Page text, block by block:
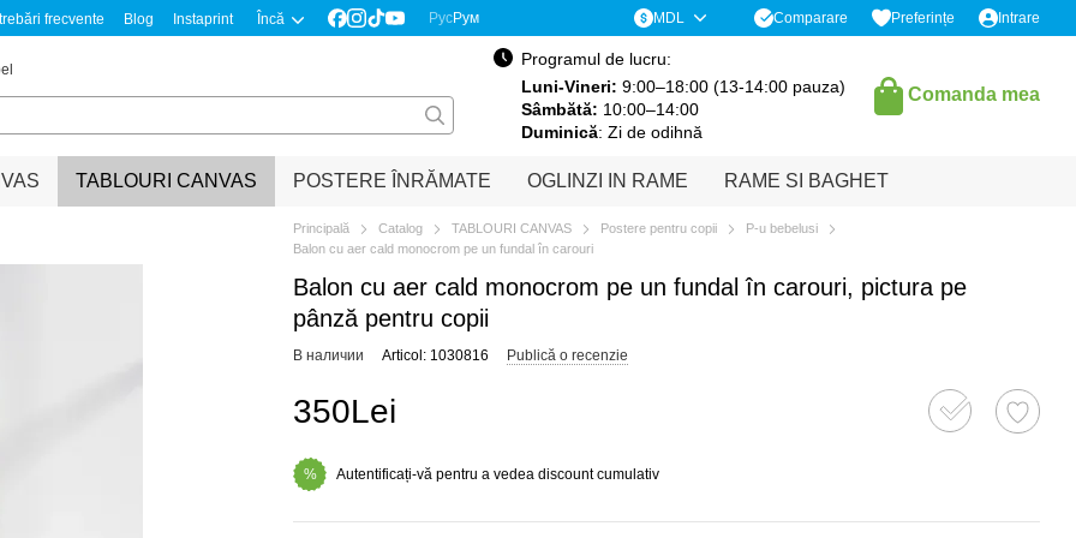
frecvente Blog Instaprint Încă РусРум MDL Comparare Preferințe Intrare
Programul de lucru:
Luni-Vineri: 9:00–18:00 (13-14:00 pauza)
Sâmbătă: 10:00–14:00
Duminică: Zi de odihnă
Comanda mea
TABLOURI CANVAS POSTERE ÎNRĂMATE OGLINZI IN RAME RAME SI BAGHET
Principală Catalog TABLOURI CANVAS Postere pentru copii
P-u bebelusi
Balon cu aer cald monocrom pe un fundal în carouri
Balon cu aer cald monocrom pe un fundal în carouri, pictura pe
pânză pentru copii
В наличии Articol: 1030816 Publică o recenzie
350Lei
% Autentificați-vă pentru a vedea discount cumulativ